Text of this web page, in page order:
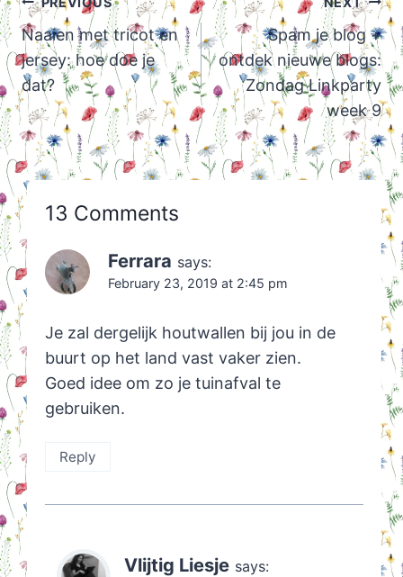
navigation
Naaien met tricot en
jersey: hoe doe je
dat?
Spam je blog +
ontdek nieuwe blogs:
Zondag Linkparty
week 9
13 Comments
Ferrara says:
February 23, 2019 at 2:45 pm
Je zal dergelijk houtwallen bij jou in de
buurt op het land vast vaker zien.
Goed idee om zo je tuinafval te
gebruiken.
Reply
Vlijtig Liesje says: